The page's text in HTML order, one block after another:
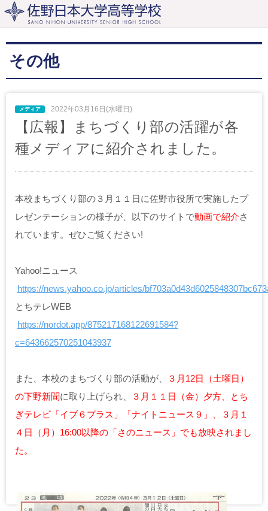
その他
2022年03月16日(水曜日)
【広報】まちづくり部の活躍が各
種メディアに紹介されました。
本校まちづくり部の３月１１日に佐野市役所で実施したプ
レゼンテーションの様子が、以下のサイトで動画で紹介さ
れています。ぜひご覧ください!
Yahoo!ニュース
https://news.yahoo.co.jp/articles/
とちテレWEB
https://nordot.app/875217168122691584?
c=643662570251043937
また、本校のまちづくり部の活動が、
３月12日（土曜日）
の下野新聞に取り上げられ、
３月１１日（金）夕方、とち
ぎテレビ「イブ６プラス」「ナイトニュース９」
３月１
４日（月）16:00以降の「さのニュース」でも放映されまし
た。